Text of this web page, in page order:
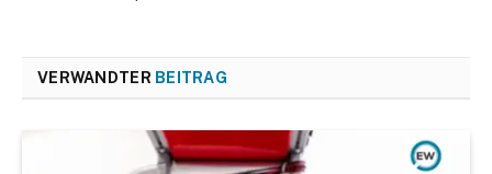
VERWANDTER BEITRAG